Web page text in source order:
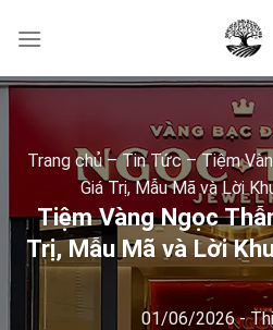
Trang chủ–Tin Tức –Tiệm
Giá Trị, Mẫu Mã và Lời
Tiệm Vàng Ngọc
Trị, Mẫu Mã và Lời
01/06/2026-